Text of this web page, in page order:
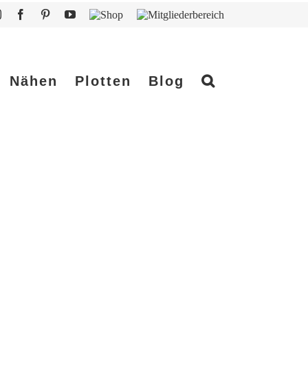
InstagramFacebookPinterestYouTube
Shop Mitgliederbereich
Nähen Plotten Blog